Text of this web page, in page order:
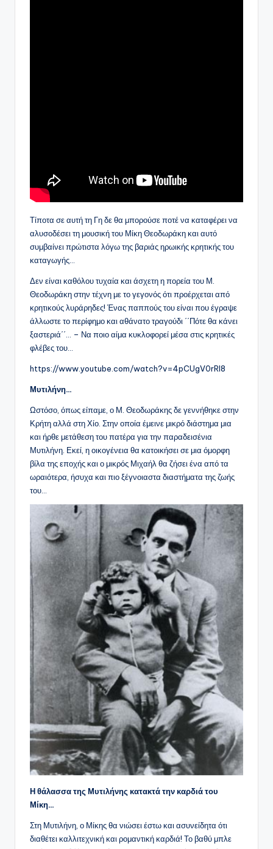
Τίποτα σε αυτή τη Γη δε θα μπορούσε ποτέ να καταφέρει να
αλυσοδέσει τη μουσική του Μίκη Θεοδωράκη και αυτό
συμβαίνει πρώτιστα λόγω της βαριάς ηρωικής κρητικής του
καταγωγής…
Δεν είναι καθόλου τυχαία και άσχετη η πορεία του Μ.
Θεοδωράκη στην τέχνη με το γεγονός ότι προέρχεται από
κρητικούς λυράρηδες! Ένας παππούς του είναι που έγραψε
άλλωστε το περίφημο και αθάνατο τραγούδι ΄΄Πότε θα κάνει
ξαστεριά΄΄… – Να ποιο αίμα κυκλοφορεί μέσα στις κρητικές
φλέβες του…
https://www.youtube.com/watch?v=4pCUgV0rRl8
Μυτιλήνη…
Ωστόσο, όπως είπαμε, ο Μ. Θεοδωράκης δε γεννήθηκε στην
Κρήτη αλλά στη Χίο. Στην οποία έμεινε μικρό διάστημα μια
και ήρθε μετάθεση του πατέρα για την παραδεισένια
Μυτιλήνη. Εκεί, η οικογένεια θα κατοικήσει σε μια όμορφη
βίλα της εποχής και ο μικρός Μιχαήλ θα ζήσει ένα από τα
ωραιότερα, ήσυχα και πιο ξέγνοιαστα διαστήματα της ζωής
του…
Η θάλασσα της Μυτιλήνης κατακτά την καρδιά του
Μίκη…
Στη Μυτιλήνη, ο Μίκης θα νιώσει έστω και ασυνείδητα ότι
διαθέτει καλλιτεχνική και ρομαντική καρδιά! Το βαθύ μπλε